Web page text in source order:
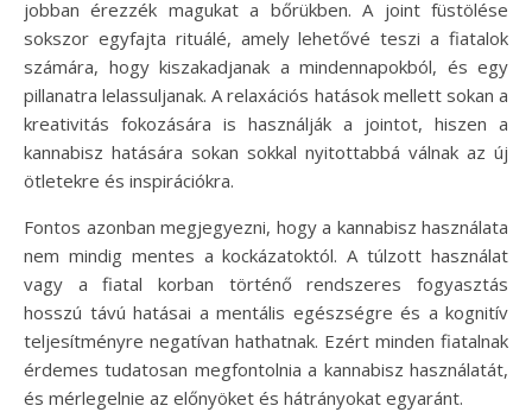
jobban érezzék magukat a bőrükben. A joint füstölése
sokszor egyfajta rituálé, amely lehetővé teszi a fiatalok
számára, hogy kiszakadjanak a mindennapokból, és egy
pillanatra lelassuljanak. A relaxációs hatások mellett sokan a
kreativitás fokozására is használják a jointot, hiszen a
kannabisz hatására sokan sokkal nyitottabbá válnak az új
ötletekre és inspirációkra.
Fontos azonban megjegyezni, hogy a kannabisz használata
nem mindig mentes a kockázatoktól. A túlzott használat
vagy a fiatal korban történő rendszeres fogyasztás
hosszú távú hatásai a mentális egészségre és a kognitív
teljesítményre negatívan hathatnak. Ezért minden fiatalnak
érdemes tudatosan megfontolnia a kannabisz használatát,
és mérlegelnie az előnyöket és hátrányokat egyaránt.